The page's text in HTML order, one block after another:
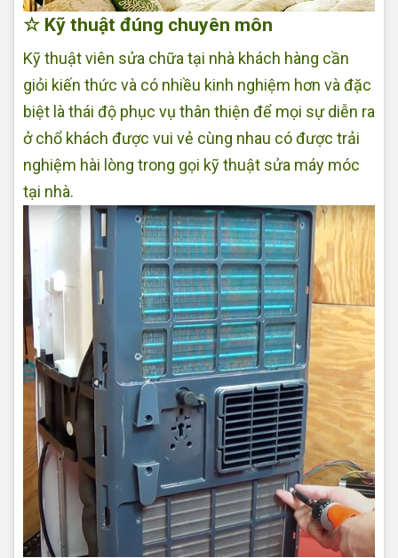
☆ Kỹ thuật đúng chuyên môn
Kỹ thuật viên sửa chữa tại nhà khách hàng cần
giỏi kiến thức và có nhiều kinh nghiệm hơn và đặc
biệt là thái độ phục vụ thân thiện để mọi sự diễn ra
ở chổ khách được vui vẻ cùng nhau có được trải
nghiệm hài lòng trong gọi kỹ thuật sửa máy móc
tại nhà.